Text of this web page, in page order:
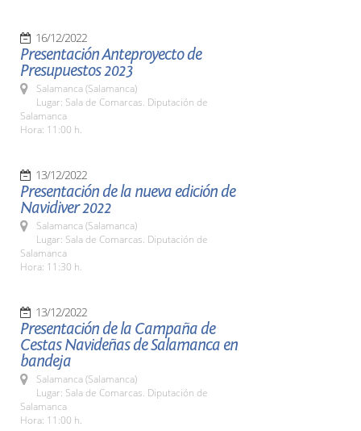
16/12/2022
Presentación Anteproyecto de
Presupuestos 2023
Salamanca (Salamanca)
Lugar: Sala de Comarcas. Diputación de
Salamanca
Hora: 11:00 h.
13/12/2022
Presentación de la nueva edición de
Navidiver 2022
Salamanca (Salamanca)
Lugar: Sala de Comarcas. Diputación de
Salamanca
Hora: 11:30 h.
13/12/2022
Presentación de la Campaña de
Cestas Navideñas de Salamanca en
bandeja
Salamanca (Salamanca)
Lugar: Sala de Comarcas. Diputación de
Salamanca
Hora: 11:00 h.